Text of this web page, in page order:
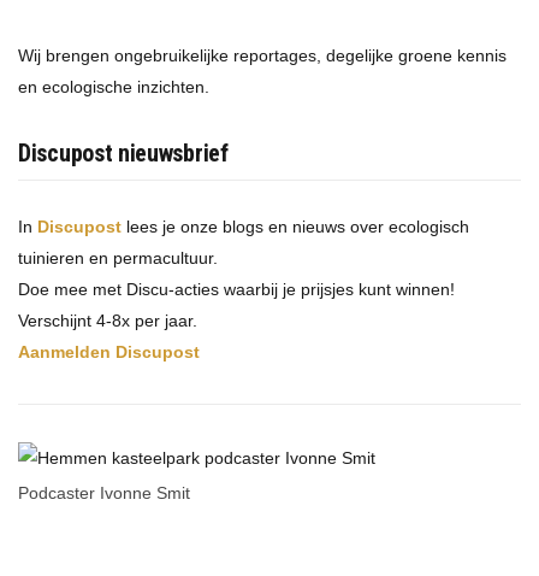
Wij brengen ongebruikelijke reportages, degelijke groene kennis
en ecologische inzichten.
Discupost nieuwsbrief
In Discupost lees je onze blogs en nieuws over ecologisch
tuinieren en permacultuur.
Doe mee met Discu-acties waarbij je prijsjes kunt winnen!
Verschijnt 4-8x per jaar.
Aanmelden Discupost
Podcaster Ivonne Smit